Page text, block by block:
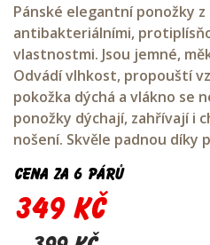
Pánské elegantní ponožky
antibakteriálními,
vlastnostmi. Jsou jemné,
Odvádí vlhkost, propouští
pokožka dýchá a vlákno se
ponožky dýchají, zahřívají i
nošení. Skvěle padnou díky
Cena za 6 párů
349 Kč